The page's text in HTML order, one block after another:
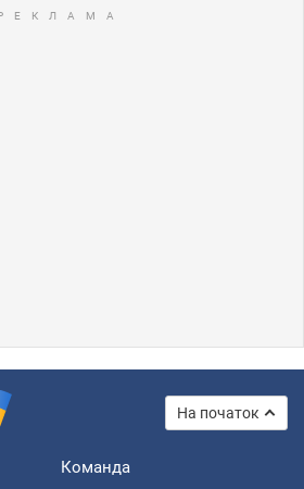
На початок
Команда